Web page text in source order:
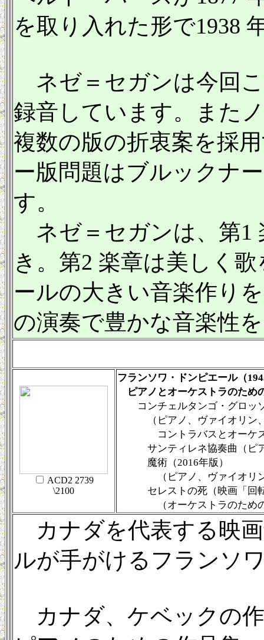
を取り入れた形で1938
ネゼ＝セガンは今回
録音しています。また
複数の版の折衷案を採
ー版問題はブルックナ
す。
ネゼ＝セガンは、第1
き。第2 楽章は美しく
ールの大きい音楽作り
の演奏で豊かな音楽性
ACD2 2739
\2100
フランソワ・ドンピエール（
ピアノとオーケストラのため
コンチェルタンゴ・グロッ
（ピアノ、ヴァイオリン、
コントラバスとオーケス
サンティレネ協奏曲（ピア
魔術（2016年版）
（ピアノ、ヴァイオリン
セレストの死（映画「回転
（オーケストラのため
カナダを代表する映
ルが手がけるフランソ
カナダ、ケベックの